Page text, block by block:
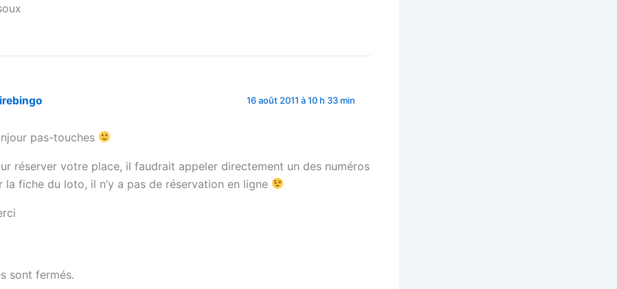
16 août 2011 à 10 h 33 min
pas-touches
réserver votre place, il faudrait appeler directement un des numéros
la fiche du loto, il n’y a pas de réservation en ligne
sont fermés.